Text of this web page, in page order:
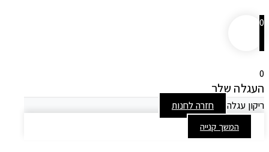
0
0
העגלה שלך
ריקון עגלה חזרה לחנות
המשך קנייה